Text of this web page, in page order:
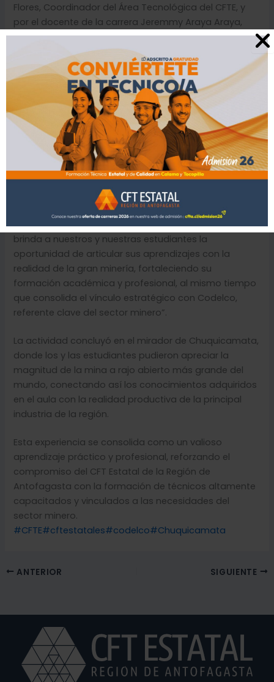
Flores, Coordinador del Área Tecnológica del CFTE, y
por el docente de la carrera Jeremmy Araya Araya,
quienes guiaron y acompañaron a los y las
estudiantes durante todo el recorrido.
La jornada comenzó con una inducción de seguridad
impartida por profesionales de Codelco, en la que se
destacó la importancia de la cultura preventiva como
eje central de la actividad minera. Posteriormente, los y
las estudiantes recorrieron los talleres de mantención
y reparación de maquinarias, instancia en la que
recibieron información técnica clave sobre procesos
de diagnóstico, reparación y operación de equipos de
Al respecto, Bladimir Pérez Flores señaló: “Esta visita
brinda a nuestros y nuestras estudiantes la
oportunidad de articular sus aprendizajes con la
realidad de la gran minería, fortaleciendo su
formación académica y profesional, al mismo tiempo
que consolida el vínculo estratégico con Codelco,
referente clave del sector minero”.
La actividad concluyó en el mirador de Chuquicamata,
donde los y las estudiantes pudieron apreciar la
magnitud de la mina a rajo abierto más grande del
mundo, conectando así los conocimientos adquiridos
en el aula con la realidad productiva de la principal
industria de la región.
Esta experiencia se consolida como un valioso
aprendizaje práctico y profesional, reforzando el
compromiso del CFT Estatal de la Región de
Antofagasta con la formación de técnicos altamente
capacitados y vinculados a las necesidades del
sector minero.
#CFTE#cftestatales#codelco#Chuquicamata
ANTERIOR SIGUIENTE